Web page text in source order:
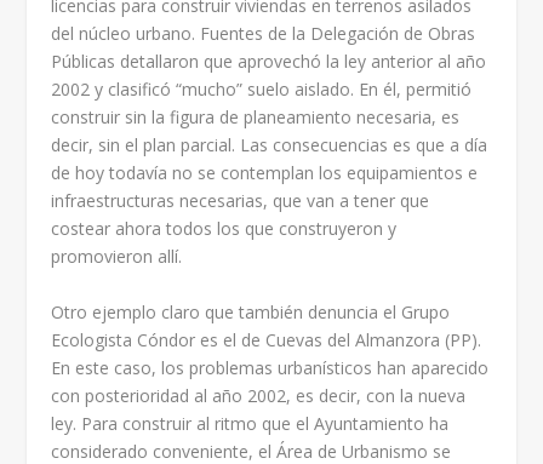
licencias para construir viviendas en terrenos asilados
del núcleo urbano. Fuentes de la Delegación de Obras
Públicas detallaron que aprovechó la ley anterior al año
2002 y clasificó “mucho” suelo aislado. En él, permitió
construir sin la figura de planeamiento necesaria, es
decir, sin el plan parcial. Las consecuencias es que a día
de hoy todavía no se contemplan los equipamientos e
infraestructuras necesarias, que van a tener que
costear ahora todos los que construyeron y
promovieron allí.
Otro ejemplo claro que también denuncia el Grupo
Ecologista Cóndor es el de Cuevas del Almanzora (PP).
En este caso, los problemas urbanísticos han aparecido
con posterioridad al año 2002, es decir, con la nueva
ley. Para construir al ritmo que el Ayuntamiento ha
considerado conveniente, el Área de Urbanismo se